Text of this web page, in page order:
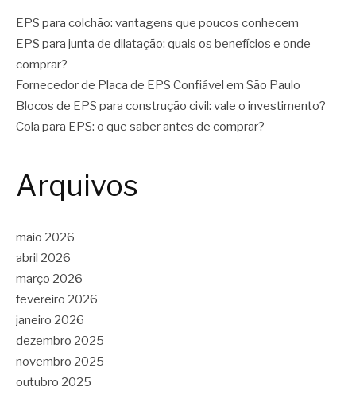
EPS para colchão: vantagens que poucos conhecem
EPS para junta de dilatação: quais os benefícios e onde
comprar?
Fornecedor de Placa de EPS Confiável em São Paulo
Blocos de EPS para construção civil: vale o investimento?
Cola para EPS: o que saber antes de comprar?
Arquivos
maio 2026
abril 2026
março 2026
fevereiro 2026
janeiro 2026
dezembro 2025
novembro 2025
outubro 2025